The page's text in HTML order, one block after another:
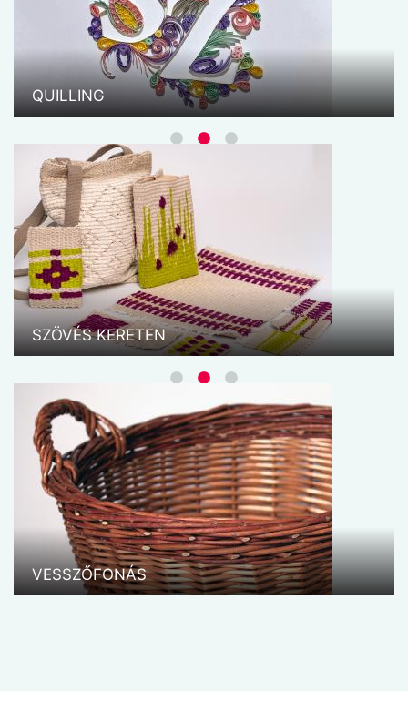
QUILLING
SZÖVÉS KERETEN
VESSZŐFONÁS
A kosárfonás a fa megmunkálásának egyik
legősibb szerkezeti formája. Története a
legrégibb időkig nyúlik vissza és valamilyen
formában (az alapanyagtól függően) szinte minden
népnél jelen van.